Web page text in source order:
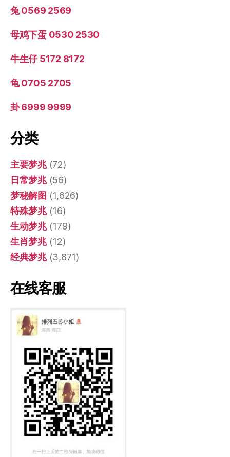
兔 0569 2569
母鸡下蛋 0530 2530
牛生仔 5172 8172
龟 0705 2705
卦 6999 9999
分类
主要梦兆(72)
日常梦兆(56)
梦秘解图 (1,626)
特殊梦兆(16)
生动梦兆(179)
生肖梦兆(12)
经典梦兆(3,871)
在线客服